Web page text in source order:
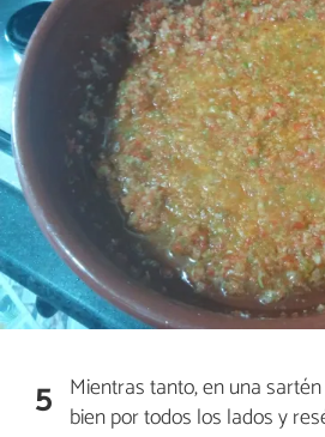
5 Mientras tanto, en una
bien por todos los lados y